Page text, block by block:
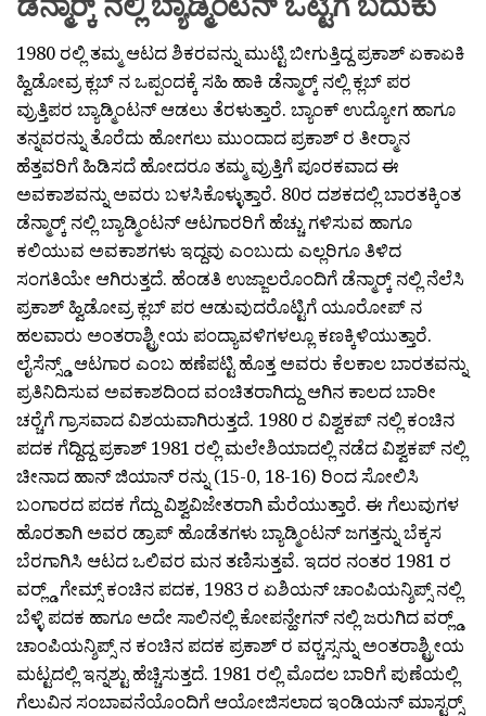
1980 ರಲ್ಲಿ ತಮ್ಮ ಆಟದ ಶಿಕರವನ್ನು ಮುಟ್ಟಿ ಬೀಗುತ್ತಿದ್ದ ಪ್ರಕಾಶ್ ಏಕಾಏಕಿ
ಹ್ವಿಡೋವ್ರ ಕ್ಲಬ್ ನ ಒಪ್ಪಂದಕ್ಕೆ ಸಹಿ ಹಾಕಿ ಡೆನ್ಮಾರ‍್ಕ್ ನಲ್ಲಿ ಕ್ಲಬ್ ಪರ
ವ್ರುತ್ತಿಪರ ಬ್ಯಾಡ್ಮಿಂಟನ್ ಆಡಲು ತೆರಳುತ್ತಾರೆ. ಬ್ಯಾಂಕ್ ಉದ್ಯೋಗ ಹಾಗೂ
ತನ್ನವರನ್ನು ತೊರೆದು ಹೋಗಲು ಮುಂದಾದ ಪ್ರಕಾಶ್ ರ ತೀರ‍್ಮಾನ
ಹೆತ್ತವರಿಗೆ ಹಿಡಿಸದೆ ಹೋದರೂ ತಮ್ಮ ವ್ರುತ್ತಿಗೆ ಪೂರಕವಾದ ಈ
ಅವಕಾಶವನ್ನು ಅವರು ಬಳಸಿಕೊಳ್ಳುತ್ತಾರೆ. 80ರ ದಶಕದಲ್ಲಿ ಬಾರತಕ್ಕಿಂತ
ಡೆನ್ಮಾರ‍್ಕ್ ನಲ್ಲಿ ಬ್ಯಾಡ್ಮಿಂಟನ್ ಆಟಗಾರರಿಗೆ ಹೆಚ್ಚು ಗಳಿಸುವ ಹಾಗೂ
ಕಲಿಯುವ ಅವಕಾಶಗಳು ಇದ್ದವು ಎಂಬುದು ಎಲ್ಲರಿಗೂ ತಿಳಿದ
ಸಂಗತಿಯೇ ಆಗಿರುತ್ತದೆ. ಹೆಂಡತಿ ಉಜ್ಜಾಲರೊಂದಿಗೆ ಡೆನ್ಮಾರ‍್ಕ್ ನಲ್ಲಿ ನೆಲೆಸಿ
ಪ್ರಕಾಶ್ ಹ್ವಿಡೋವ್ರ ಕ್ಲಬ್ ಪರ ಆಡುವುದರೊಟ್ಟಿಗೆ ಯೂರೋಪ್ ನ
ಹಲವಾರು ಅಂತರಾಶ್ಟ್ರೀಯ ಪಂದ್ಯಾವಳಿಗಳಲ್ಲೂ ಕಣಕ್ಕಿಳಿಯುತ್ತಾರೆ.
ಲೈಸೆನ್ಸ್ಡ್ ಆಟಗಾರ ಎಂಬ ಹಣೆಪಟ್ಟಿ ಹೊತ್ತ ಅವರು ಕೆಲಕಾಲ ಬಾರತವನ್ನು
ಪ್ರತಿನಿದಿಸುವ ಅವಕಾಶದಿಂದ ವಂಚಿತರಾಗಿದ್ದು ಆಗಿನ ಕಾಲದ ಬಾರೀ
ಚರ‍್ಚೆಗೆ ಗ್ರಾಸವಾದ ವಿಶಯವಾಗಿರುತ್ತದೆ. 1980 ರ ವಿಶ್ವಕಪ್ ನಲ್ಲಿ ಕಂಚಿನ
ಪದಕ ಗೆದ್ದಿದ್ದ ಪ್ರಕಾಶ್ 1981 ರಲ್ಲಿ ಮಲೇಶಿಯಾದಲ್ಲಿ ನಡೆದ ವಿಶ್ವಕಪ್ ನಲ್ಲಿ
ಚೀನಾದ ಹಾನ್ ಜಿಯಾನ್ ರನ್ನು (15-0, 18-16) ರಿಂದ ಸೋಲಿಸಿ
ಬಂಗಾರದ ಪದಕ ಗೆದ್ದು ವಿಶ್ವವಿಜೇತರಾಗಿ ಮೆರೆಯುತ್ತಾರೆ. ಈ ಗೆಲುವುಗಳ
ಹೊರತಾಗಿ ಅವರ ಡ್ರಾಪ್ ಹೊಡೆತಗಳು ಬ್ಯಾಡ್ಮಿಂಟನ್ ಜಗತ್ತನ್ನು ಬೆಕ್ಕಸ
ಬೆರಗಾಗಿಸಿ ಆಟದ ಒಲಿವರ ಮನ ತಣಿಸುತ್ತವೆ. ಇದರ ನಂತರ 1981 ರ
ವರ‍್ಲ್ಡ್ ಗೇಮ್ಸ್ ಕಂಚಿನ ಪದಕ, 1983 ರ ಏಶಿಯನ್ ಚಾಂಪಿಯನ್ಶಿಪ್ಸ್ ನಲ್ಲಿ
ಬೆಳ್ಳಿ ಪದಕ ಹಾಗೂ ಅದೇ ಸಾಲಿನಲ್ಲಿ ಕೋಪನ್ಹೇಗನ್ ನಲ್ಲಿ ಜರುಗಿದ ವರ‍್ಲ್ಡ್
ಚಾಂಪಿಯನ್ಶಿಪ್ಸ್ ನ ಕಂಚಿನ ಪದಕ ಪ್ರಕಾಶ್ ರ ವರ‍್ಚಸ್ಸನ್ನು ಅಂತರಾಶ್ಟ್ರೀಯ
ಮಟ್ಟದಲ್ಲಿ ಇನ್ನಶ್ಟು ಹೆಚ್ಚಿಸುತ್ತದೆ. 1981 ರಲ್ಲಿ ಮೊದಲ ಬಾರಿಗೆ ಪುಣೆಯಲ್ಲಿ
ಗೆಲುವಿನ ಸಂಬಾವನೆಯೊಂದಿಗೆ ಆಯೋಜಿಸಲಾದ ಇಂಡಿಯನ್ ಮಾಸ್ಟರ‍್ಸ್